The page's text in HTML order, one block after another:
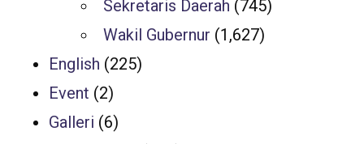
Sekretaris Daerah (745)
Wakil Gubernur (1,627)
English (225)
Event (2)
Galleri (6)